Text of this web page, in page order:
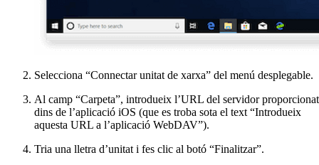
Selecciona “Connectar unitat de xarxa” del menú desplegable.
Al camp “Carpeta”, introdueix l’URL del servidor proporcionat
dins de l’aplicació iOS (que es troba sota el text “Introdueix
aquesta URL a l’aplicació WebDAV”).
Tria una lletra d’unitat i fes clic al botó “Finalitzar”.